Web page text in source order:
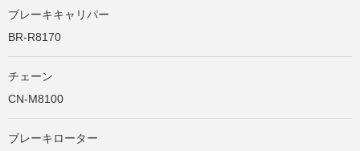
ブレーキキャリパー
BR-R8170
チェーン
CN-M8100
ブレーキローター